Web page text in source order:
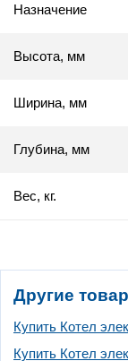
Назначение
Высота, мм
Ширина, мм
Глубина, мм
Вес, кг.
Другие
Купить Котел
Купить Котел